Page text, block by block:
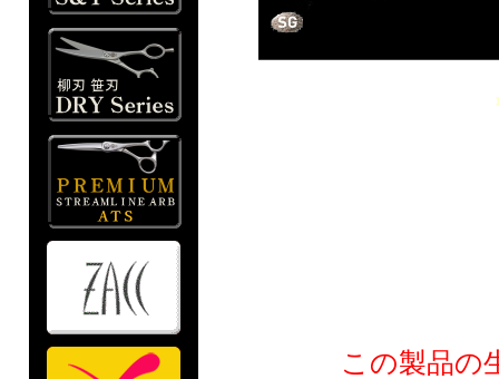
この製品の